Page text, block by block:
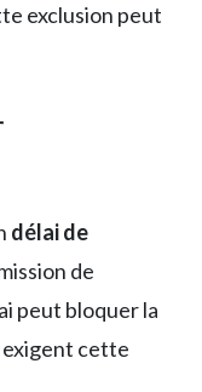
exclusion peut
délai de
de
peut bloquer la
cette